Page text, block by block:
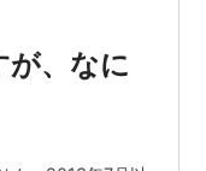
が、なに